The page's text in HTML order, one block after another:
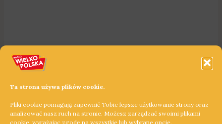
Ta strona używa plików cookie.
Pliki cookie pomagają zapewnić Tobie lepsze użytkowanie strony oraz
analizować nasz ruch na stronie. Możesz zarządzać swoimi plikami
cookie, wyrażając zgodę na wszystkie lub wybrane opcje.